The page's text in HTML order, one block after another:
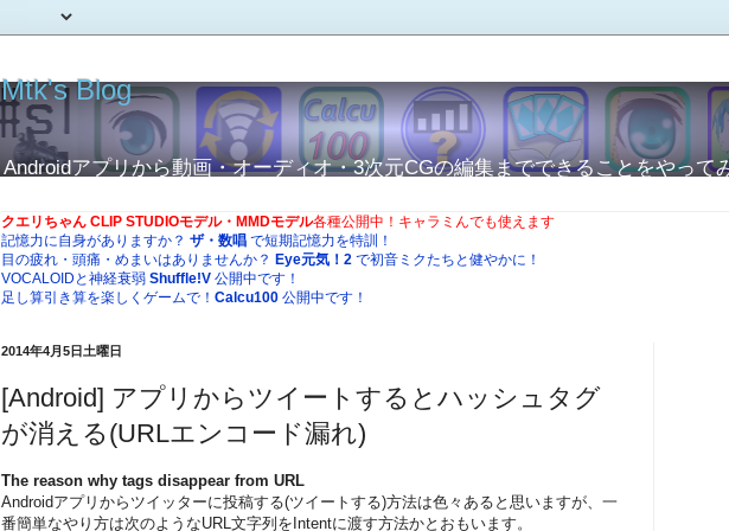
Mtk's Blog
Androidアプリから動画・オーディオ・3次元CGの編集までできることをやって
クエリちゃん CLIP STUDIOモデル・MMDモデル各種公開中！キャラミんでも使えます
記憶力に自身がありますか？ ザ・数唱 で短期記憶力を特訓！
目の疲れ・頭痛・めまいはありませんか？ Eye元気！2 で初音ミクたちと健やかに！
VOCALOIDと神経衰弱 Shuffle!V 公開中です！
足し算引き算を楽しくゲームで！ Calcu100 公開中です！
2014年4月5日土曜日
[Android] アプリからツイートするとハッシュタグ
が消える(URLエンコード漏れ)
The reason why tags disappear from URL
Androidアプリからツイッターに投稿する(ツイートする)方法は色々あると思いますが、一
番簡単なやり方は次のようなURL文字列をIntentに渡す方法かとおもいます。